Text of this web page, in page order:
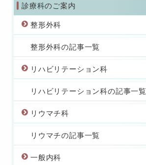
診療科のご案内
整形外科
整形外科の記事一覧
リハビリテーション科
リハビリテーション科の記事一覧
リウマチ科
リウマチの記事一覧
一般内科